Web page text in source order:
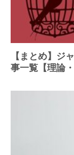
【まとめ】ジ
事一覧【理論